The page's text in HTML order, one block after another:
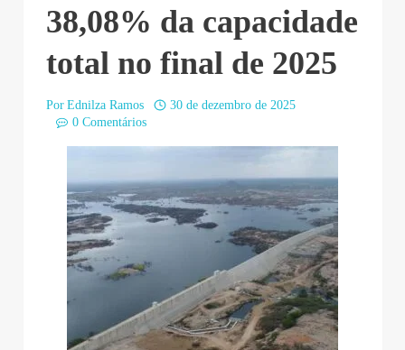
38,08% da capacidade
total no final de 2025
Por Ednilza Ramos
30 de dezembro de 2025
0 Comentários